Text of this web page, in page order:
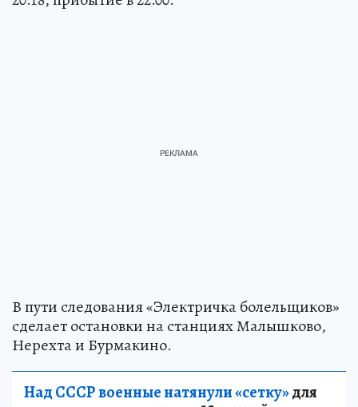
В пути следования «Электричка болельщиков»
сделает остановки на станциях Малышково,
Нерехта и Бурмакино.
Над СССР военные натянули «сетку»для